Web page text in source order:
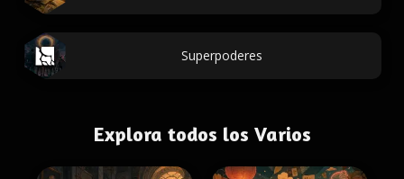
Superpoderes
Explora todos los Varios